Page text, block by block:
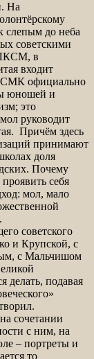
На
слепым до неба
советскими
в
входит
официально
юношей и
это
руководит
Причём здесь
принимают
доля
Почему
себя
мол, мало
советского
и Крупской, с
с Мальчишом
делать, подавая
сочетании
с ним, на
– портреты и
то